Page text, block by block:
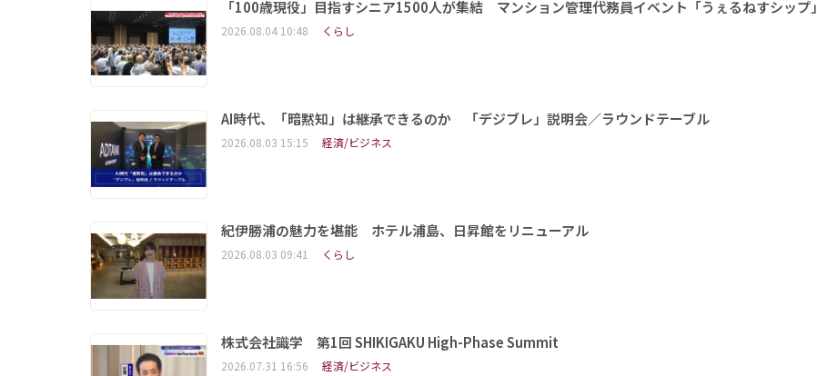
「100歳現役」目指すシニア1500人が集結 マンション管理代務員イベント「うぇるねすシップ」
2026.08.04 10:48 くらし
AI時代、「暗黙知」は継承できるのか 「デジブレ」説明会／ラウンドテーブル
2026.08.03 15:15 経済/ビジネス
紀伊勝浦の魅力を堪能 ホテル浦島、日昇館をリニューアル
2026.08.03 09:41 くらし
株式会社識学 第1回 SHIKIGAKU High-Phase Summit
2026.07.31 16:56 経済/ビジネス